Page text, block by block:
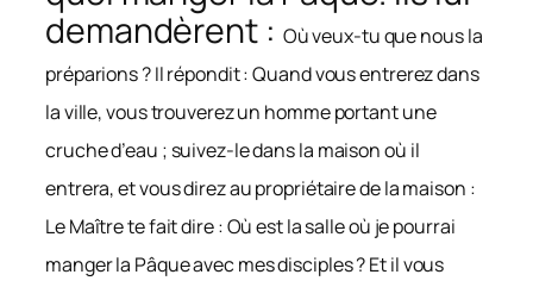
demandèrent : Où veux-tu que nous la
préparions ? Il répondit : Quand vous entrerez dans
la ville, vous trouverez un homme portant une
cruche d’eau ; suivez-le dans la maison où il
entrera, et vous direz au propriétaire de la maison :
Le Maître te fait dire : Où est la salle où je pourrai
manger la Pâque avec mes disciples ? Et il vous